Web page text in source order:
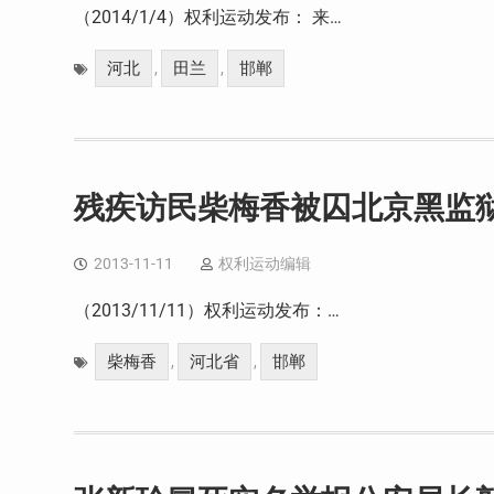
（2014/1/4）权利运动发布： 来…
河北 , 田兰 , 邯郸
残疾访民柴梅香被囚北京黑监
2013-11-11 权利运动编辑
（2013/11/11）权利运动发布：…
柴梅香 , 河北省 , 邯郸